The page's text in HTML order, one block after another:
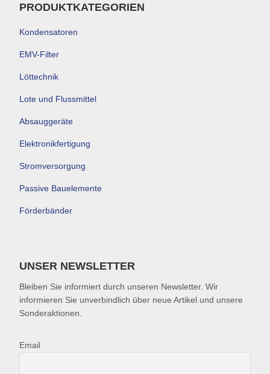
PRODUKTKATEGORIEN
Kondensatoren
EMV-Filter
Löttechnik
Lote und Flussmittel
Absauggeräte
Elektronikfertigung
Stromversorgung
Passive Bauelemente
Förderbänder
UNSER NEWSLETTER
Bleiben Sie informiert durch unseren Newsletter. Wir
informieren Sie unverbindlich über neue Artikel und unsere
Sonderaktionen.
Email